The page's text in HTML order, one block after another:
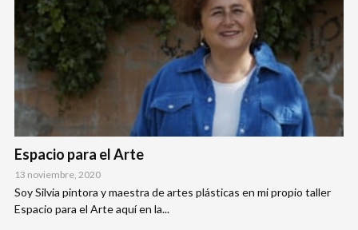
Espacio para el Arte
13 noviembre, 2020
Soy Silvia pintora y maestra de artes plásticas en mi propio taller
Espacio para el Arte aquí en la...